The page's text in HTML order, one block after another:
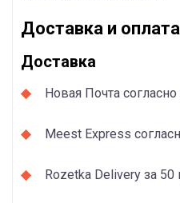
Доставка и оплата
Доставка
Новая Почта
Meest Express
Rozetka Delivery за 50